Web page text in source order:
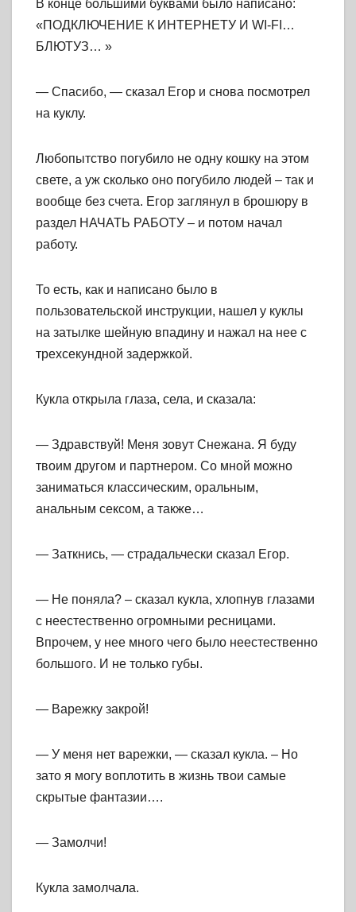
В конце большими буквами было написано:
«ПОДКЛЮЧЕНИЕ К ИНТЕРНЕТУ И WI-FI…
БЛЮТУЗ… »
— Спасибо, — сказал Егор и снова посмотрел
на куклу.
Любопытство погубило не одну кошку на этом
свете, а уж сколько оно погубило людей – так и
вообще без счета. Егор заглянул в брошюру в
раздел НАЧАТЬ РАБОТУ – и потом начал
работу.
То есть, как и написано было в
пользовательской инструкции, нашел у куклы
на затылке шейную впадину и нажал на нее с
трехсекундной задержкой.
Кукла открыла глаза, села, и сказала:
— Здравствуй! Меня зовут Снежана. Я буду
твоим другом и партнером. Со мной можно
заниматься классическим, оральным,
анальным сексом, а также…
— Заткнись, — страдальчески сказал Егор.
— Не поняла? – сказал кукла, хлопнув глазами
с неестественно огромными ресницами.
Впрочем, у нее много чего было неестественно
большого. И не только губы.
— Варежку закрой!
— У меня нет варежки, — сказал кукла. – Но
зато я могу воплотить в жизнь твои самые
скрытые фантазии….
— Замолчи!
Кукла замолчала.